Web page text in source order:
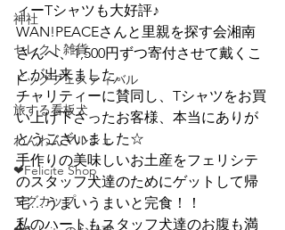
神社
セレクト雑貨
ドッグフェスティバル
旅する看板犬
わんわんマルシェ
❤Felicite Shop
マグカップ
ィーTシャツも大好評♪
WAN!PEACEさんと里親を探す会湘南
さんへ、1,500円ずつ寄付させて戴くこ
とが出来ました。
チャリティーに賛同し、Tシャツをお買
い上げ下さったお客様、本当にありが
とうございました☆
手作りの美味しいお土産をフェリシテ
のスタッフ犬達のためにゲットして帰
宅…うまいうまいと完食！！
私のハートもスタッフ犬達のお腹も満